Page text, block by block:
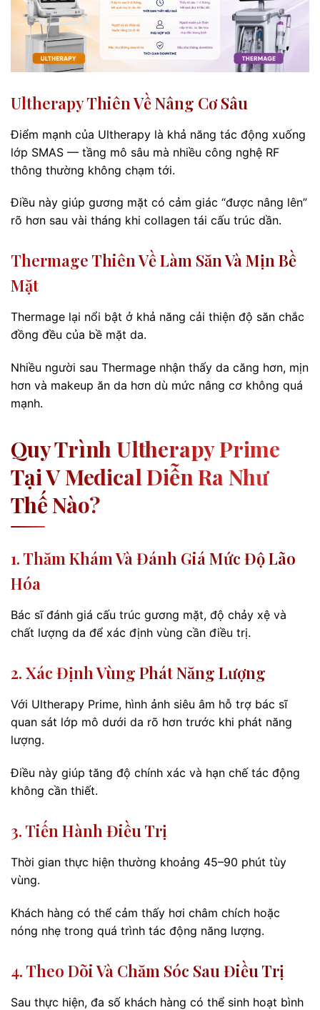
Ultherapy Thiên Về Nâng Cơ Sâu
Điểm mạnh của Ultherapy là khả năng tác động xuống
lớp SMAS — tầng mô sâu mà nhiều công nghệ RF
thông thường không chạm tới.
Điều này giúp gương mặt có cảm giác “được nâng lên”
rõ hơn sau vài tháng khi collagen tái cấu trúc dần.
Thermage Thiên Về Làm Săn Và Mịn Bề
Mặt
Thermage lại nổi bật ở khả năng cải thiện độ săn chắc
đồng đều của bề mặt da.
Nhiều người sau Thermage nhận thấy da căng hơn, mịn
hơn và makeup ăn da hơn dù mức nâng cơ không quá
mạnh.
Quy Trình Ultherapy Prime
Tại V Medical Diễn Ra Như
Thế Nào?
1. Thăm Khám Và Đánh Giá Mức Độ Lão
Hóa
Bác sĩ đánh giá cấu trúc gương mặt, độ chảy xệ và
chất lượng da để xác định vùng cần điều trị.
2. Xác Định Vùng Phát Năng Lượng
Với Ultherapy Prime, hình ảnh siêu âm hỗ trợ bác sĩ
quan sát lớp mô dưới da rõ hơn trước khi phát năng
lượng.
Điều này giúp tăng độ chính xác và hạn chế tác động
không cần thiết.
3. Tiến Hành Điều Trị
Thời gian thực hiện thường khoảng 45–90 phút tùy
vùng.
Khách hàng có thể cảm thấy hơi châm chích hoặc
nóng nhẹ trong quá trình tác động năng lượng.
4. Theo Dõi Và Chăm Sóc Sau Điều Trị
Sau thực hiện, đa số khách hàng có thể sinh hoạt bình